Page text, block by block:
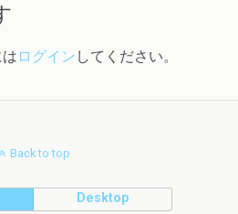
ログイン してください。
Back to top
Desktop